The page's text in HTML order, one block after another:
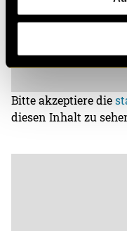
Bitte akzeptiere die
diesen Inhalt zu